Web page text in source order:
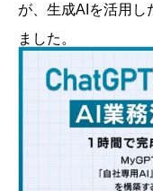
が、生成AIを活用し
ました。